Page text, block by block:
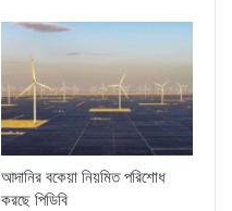
আদানির বকেয়া নিয়মিত পরিশোধ
করছে পিডিবি